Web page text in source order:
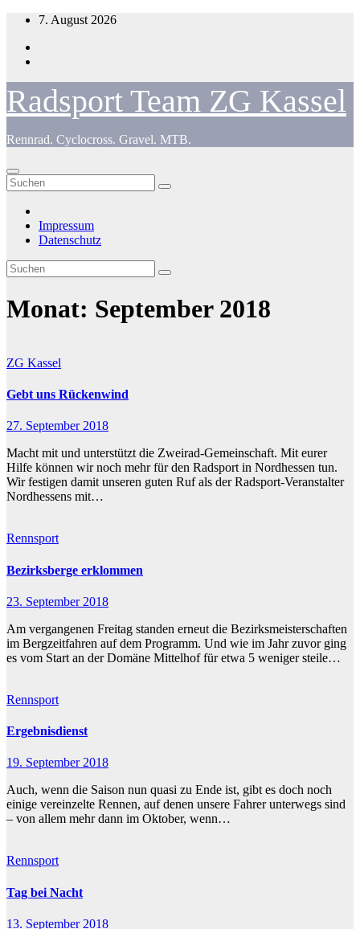
Zum
springen
7. August 2026
Radsport Team ZG Kassel
Rennrad. Cyclocross. Gravel. MTB.
Impressum
Datenschutz
Monat: September 2018
ZG Kassel
Gebt uns Rückenwind
27. September 2018
Macht mit und unterstützt die Zweirad-Gemeinschaft. Mit eurer
Hilfe können wir noch mehr für den Radsport in Nordhessen tun.
Wir festigen damit unseren guten Ruf als der Radsport-Veranstalter
Nordhessens mit…
Rennsport
Bezirksberge erklommen
23. September 2018
Am vergangenen Freitag standen erneut die Bezirksmeisterschaften
im Bergzeitfahren auf dem Programm. Und wie im Jahr zuvor ging
es vom Start an der Domäne Mittelhof für etwa 5 weniger steile…
Rennsport
Ergebnisdienst
19. September 2018
Auch, wenn die Saison nun quasi zu Ende ist, gibt es doch noch
einige vereinzelte Rennen, auf denen unsere Fahrer unterwegs sind
– von allem mehr dann im Oktober, wenn…
Rennsport
Tag bei Nacht
13. September 2018